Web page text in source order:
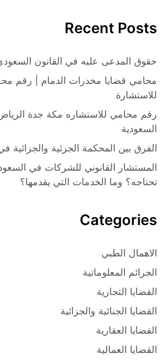
Recent Posts
حقوق المدعى عليه في القانون
محامي قضايا مخدرات الدمام | رقم
للاستشارة
رقم محامي للاستشاره مكة جدة
السعودية
الفرق بين المحكمة الجزئية والجزائية
المستشار القانوني للشركات في
تحتاجه؟ وما الخدمات التي يقدمها؟
Categories
الاهمال الطبي
الجرائم المعلوماتية
القضايا التجارية
القضايا الجنائية والجزائية
القضايا العقارية
القضايا العمالية